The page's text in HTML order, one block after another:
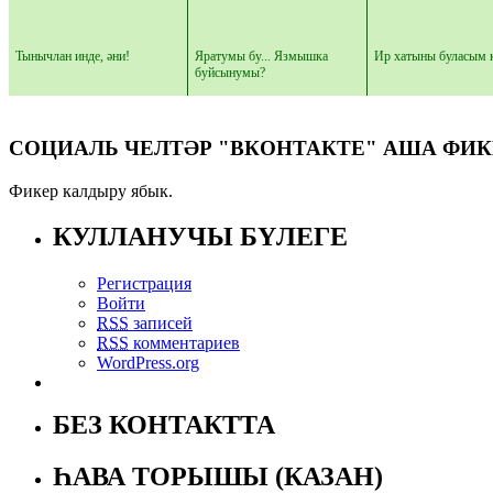
Тынычлан инде, әни!
Яратумы бу... Язмышка
буйсынумы?
Ир хатыны буласым
СОЦИАЛЬ ЧЕЛТӘР "ВКОНТАКТЕ" АША
Фикер калдыру ябык.
КУЛЛАНУЧЫ БҮЛЕГЕ
Регистрация
Войти
RSS записей
RSS комментариев
WordPress.org
БЕЗ КОНТАКТТА
ҺАВА ТОРЫШЫ (КАЗАН)